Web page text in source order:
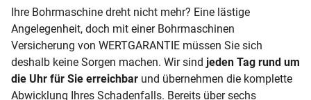
Ihre Bohrmaschine dreht nicht mehr? Eine lästige
Angelegenheit, doch mit einer Bohrmaschinen
Versicherung von WERTGARANTIE müssen Sie sich
deshalb keine Sorgen machen. Wir sind jeden Tag rund um
die Uhr für Sie erreichbar und übernehmen die komplette
Abwicklung Ihres Schadenfalls. Bereits über sechs